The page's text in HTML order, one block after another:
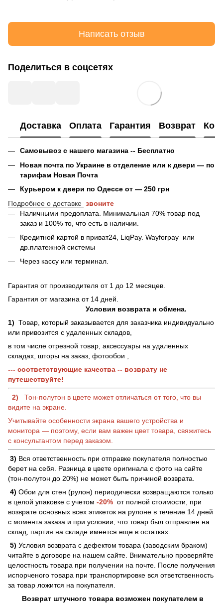
Написать отзыв
Поделиться в соцсетях
Доставка Оплата Гарантия Возврат
Самовывоз с нашего магазина -- Бесплатно
Новая почта по Украине в отделение или к двери — по
тарифам Новая Почта
Курьером к двери по Одессе от — 250 грн
Подробнее о доставке звоните
Наличными предоплата. Минимальная 70% товар под
заказ и 100% то, что есть в наличии.
Кредитной картой в приват24, LiqPay. Wayforpay или
др.платежной системы
Через кассу или терминал.
Гарантия от производителя от 1 до 12 месяцев.
Гарантия от магазина от 14 дней.
Условия возврата и обмена.
1) Товар, который заказывается для заказчика индивидуально
или привозится с удаленных складов,
в том числе отрезной товар, аксессуары на удаленных
складах, шторы на заказ, фотообои ,
--- соответствующие качества -- возврату не
путешествуйте!
2)
Тон-полутон в цвете может отличаться от того, что вы
видите на экране.
Учитывайте особенности экрана вашего устройства и
монитора — поэтому, если вам важен цвет товара, свяжитесь
с консультантом перед заказом.
3) Вся ответственность при отправке покупателя полностью
берет на себя. Разница в цвете оригинала с фото на сайте
(тон-полутон до 20%) не может быть причиной возврата.
4) Обои для стен (рулон) периодически возвращаются только
в целой упаковке с учетом -20% от полной стоимости, при
возврате основных всех этикеток на рулоне в течение 14 дней
с момента заказа и при условии, что товар был отправлен на
склад, партия на складе имеется еще в остатках.
5) Условия возврата с дефектом товара (заводским браком)
читайте в договоре на нашем сайте. Внимательно проверяйте
целостность товара при получении на почте. После получения
испорченого товара при транспортировке вся ответственность
за товар ложится на покупателя.
Возврат штучного товара возможен покупателем в